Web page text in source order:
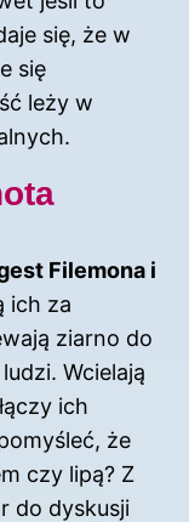
się, że w
się
leży w
Filemona i
ich za
ziarno do
Wcielają
ich
że
czy lipą? Z
do dyskusji